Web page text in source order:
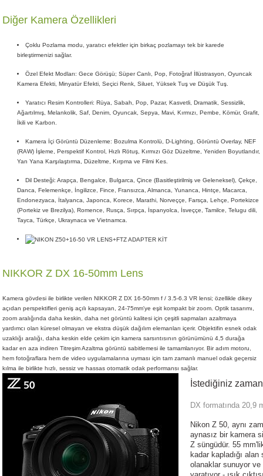
Diğer Kamera Özellikleri
Çoklu Pozlama modu, yaratıcı efektler için birkaç pozlamayı tek bir karede
birleştirmenizi sağlar.
Özel Efekt Modları: Gece Görüşü; Süper Canlı, Pop, Fotoğraf İllüstrasyon, Oyuncak
Kamera Efekti, Minyatür Efekti, Seçici Renk, Siluet, Yüksek Tuş ve Düşük Tuş.
Yaratıcı Resim Kontrolleri: Rüya, Sabah, Pop, Pazar, Kasvetli, Dramatik, Sessizlik,
Ağartılmış, Melankolik, Saf, Denim, Oyuncak, Sepya, Mavi, Kırmızı, Pembe, Kömür, Grafit,
İkili ve Karbon.
Kamera İçi Görüntü Düzenleme: Bozulma Kontrolü, D-Lighting, Görüntü Overlay, NEF
(RAW) İşleme, Perspektif Kontrol, Hızlı Rötuş, Kırmızı Göz Düzeltme, Yeniden Boyutlandır,
Yan Yana Karşılaştırma, Düzeltme, Kırpma ve Filmi Kes.
Dil Desteği: Arapça, Bengalce, Bulgarca, Çince (Basitleştirilmiş ve Geleneksel), Çekçe,
Danca, Felemenkçe, İngilizce, Fince, Fransızca, Almanca, Yunanca, Hintçe, Macarca,
Endonezyaca, İtalyanca, Japonca, Korece, Marathi, Norveççe, Farsça, Lehçe, Portekizce
(Portekiz ve Brezilya), Romence, Rusça, Sırpça, İspanyolca, İsveççe, Tamilce, Telugu dili,
Tayca, Türkçe, Ukraynaca ve Vietnamca.
NIKKOR Z DX 16-50mm Lens
Kamera gövdesi ile birlikte verilen NIKKOR Z DX 16-50mm f / 3.5-6.3 VR lensi; özellikle dikey
açıdan perspektifleri geniş açılı kapsayan, 24-75mm'ye eşit kompakt bir zoom. Optik tasarımı,
zoom aralığında daha keskin, daha net görüntü kalitesi için çeşitli sapmaları azaltmaya
yardımcı olan küresel olmayan ve ekstra düşük dağılım elemanları içerir. Objektifin esnek odak
uzaklığı aralığı, daha keskin elde çekim için kamera sarsıntısının görünümünü 4,5 durağa
kadar en aza indiren Titreşim Azaltma görüntü sabitlemesi ile tamamlanıyor. Bir adım motoru,
hem fotoğraflara hem de video uygulamalarına uyması için tam zamanlı manuel odak geçersiz
kılma ile birlikte hızlı, sessiz ve hassas otomatik odak performansı sağlar.
İstediğiniz
DX formatında 20,9
Nikon Z 50, aynı
aynasız bir kamera
Z süngüdür. 55
kadar kapladığı
olanaklar sunuyor ve